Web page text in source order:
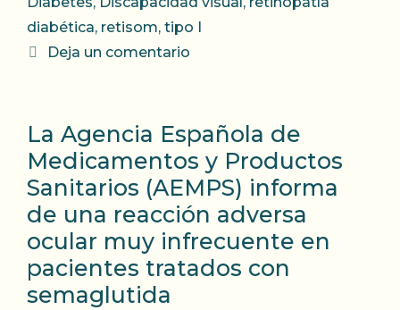
diabética, retisom, tipo I
Deja un comentario
La Agencia Española de
Medicamentos y Productos
Sanitarios (AEMPS) informa
de una reacción adversa
ocular muy infrecuente en
pacientes tratados con
semaglutida